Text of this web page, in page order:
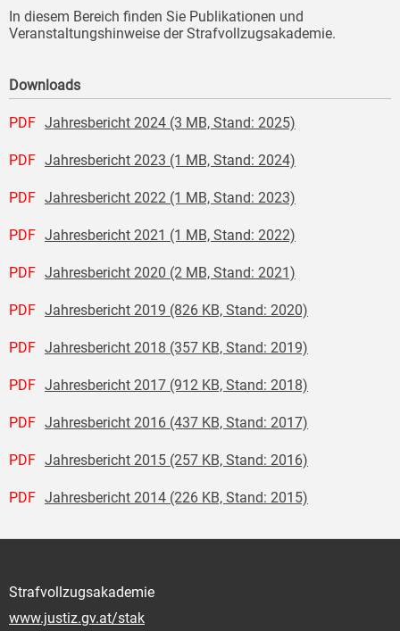
In diesem Bereich finden Sie Publikationen und
Veranstaltungshinweise der Strafvollzugsakademie.
Downloads
PDF Jahresbericht 2024 (3 MB, Stand: 2025)
PDF Jahresbericht 2023 (1 MB, Stand: 2024)
PDF Jahresbericht 2022 (1 MB, Stand: 2023)
PDF Jahresbericht 2021 (1 MB, Stand: 2022)
PDF Jahresbericht 2020 (2 MB, Stand: 2021)
PDF Jahresbericht 2019 (826 KB, Stand: 2020)
PDF Jahresbericht 2018 (357 KB, Stand: 2019)
PDF Jahresbericht 2017 (912 KB, Stand: 2018)
PDF Jahresbericht 2016 (437 KB, Stand: 2017)
PDF Jahresbericht 2015 (257 KB, Stand: 2016)
PDF Jahresbericht 2014 (226 KB, Stand: 2015)
Strafvollzugsakademie
www.justiz.gv.at/stak